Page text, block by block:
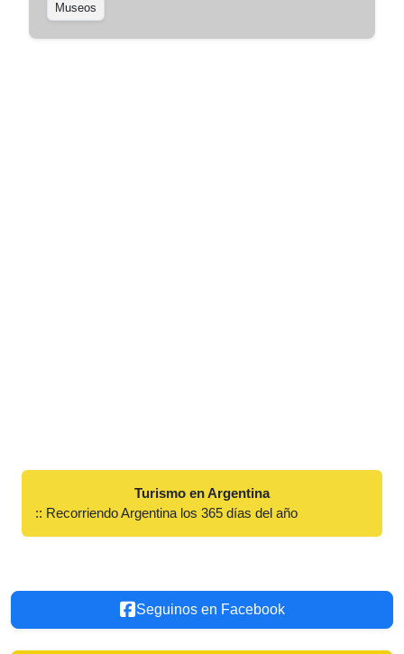
Museos
Turismo en Argentina
:: Recorriendo Argentina los 365 días del año
Seguinos en Facebook